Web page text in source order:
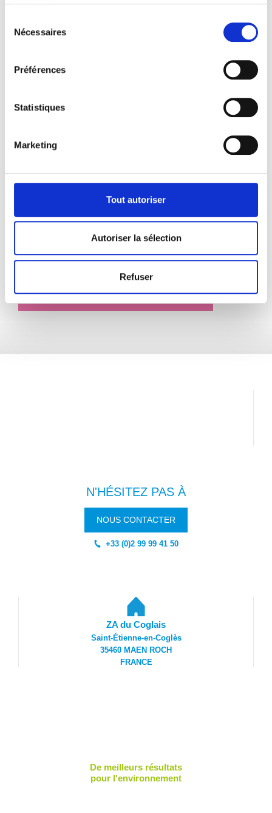
Nécessaires
Préférences
Statistiques
Marketing
Tout autoriser
Autoriser la sélection
Refuser
EN SAVOIR + SUR LE PRODUIT
N'HÉSITEZ PAS À
NOUS CONTACTER
+33 (0)2 99 99 41 50
ZA du Coglais
Saint-Étienne-en-Coglès
35460 MAEN ROCH
FRANCE
De meilleurs résultats
pour l'environnement